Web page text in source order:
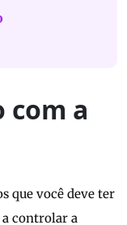
com a
que você deve ter
a controlar a